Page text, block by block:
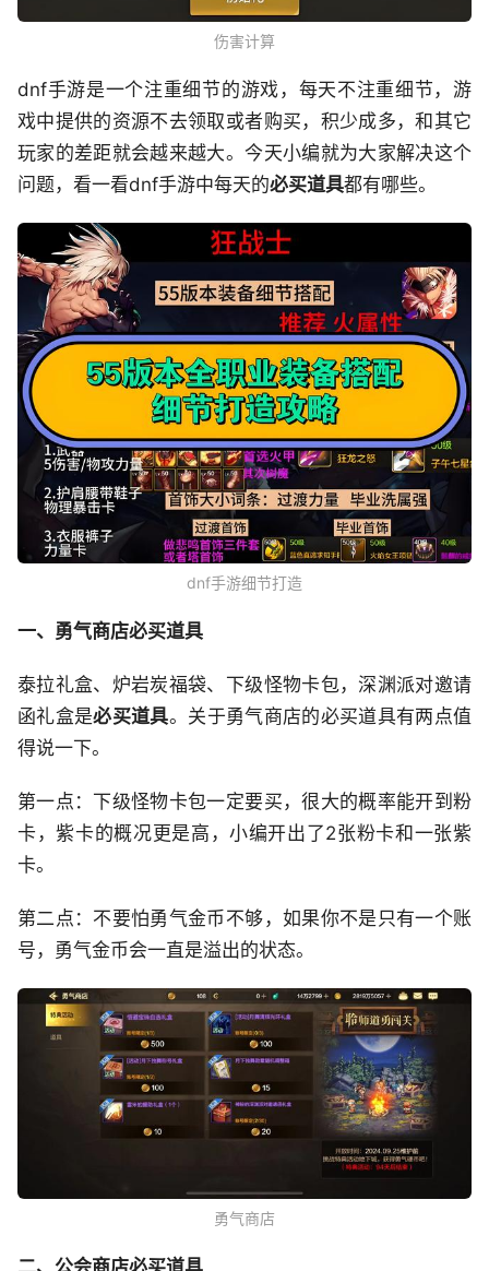
伤害计算
dnf手游是一个注重细节的游戏，每天不注重细节，游
戏中提供的资源不去领取或者购买，积少成多，和其它
玩家的差距就会越来越大。今天小编就为大家解决这个
问题，看一看dnf手游中每天的必买道具都有哪些。
dnf手游细节打造
一、勇气商店必买道具
泰拉礼盒、炉岩炭福袋、下级怪物卡包，深渊派对邀请
函礼盒是必买道具。关于勇气商店的必买道具有两点值
得说一下。
第一点：下级怪物卡包一定要买，很大的概率能开到粉
卡，紫卡的概况更是高，小编开出了2张粉卡和一张紫
卡。
第二点：不要怕勇气金币不够，如果你不是只有一个账
号，勇气金币会一直是溢出的状态。
勇气商店
二、公会商店必买道具